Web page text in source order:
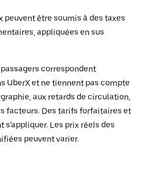
être soumis à des taxes
appliquées en sus
correspondent
UberX et ne tiennent pas compte
aux retards de circulation,
facteurs. Des tarifs forfaitaires et
Les prix réels des
peuvent varier.